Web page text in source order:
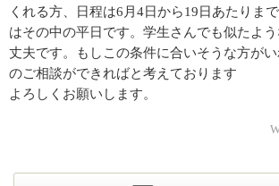
くれる方、日程は6月4日から19日あたりま
はその中の平日です。学生さんでも似たよ
丈夫です。もしこの条件に合いそうな方が
のご相談ができればと考えております
よろしくお願いします。